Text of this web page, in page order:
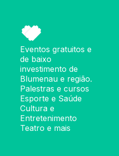
Eventos gratuitos e
de baixo
investimento de
Blumenau e região.
Palestras e cursos
Esporte e Saúde
Cultura e
Entretenimento
Teatro e mais